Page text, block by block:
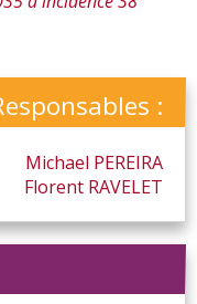
:
Michael PEREIRA
Florent RAVELET